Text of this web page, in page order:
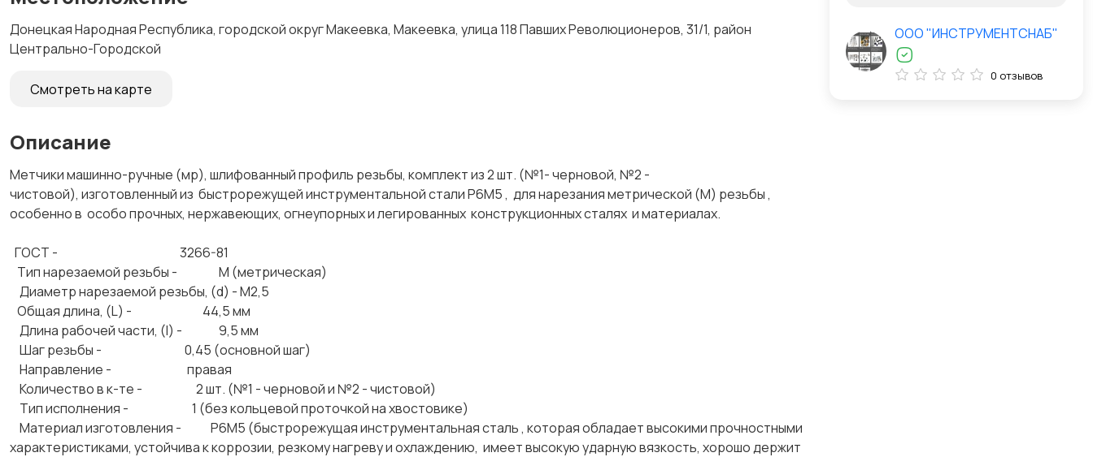
Донецкая Народная Республика, городской округ Макеевка, Макеевка, улица 118 Павших Революционеров, 31/1, район
Центрально-Городской
Смотреть на карте
Описание
Метчики машинно-ручные (мр), шлифованный профиль резьбы, комплект из 2 шт. (№1- черновой, №2 -
чистовой), изготовленный из быстрорежущей инструментальной стали Р6М5 , для нарезания метрической (М) резьбы ,
особенно в особо прочных, нержавеющих, огнеупорных и легированных конструкционных сталях и материалах.
ГОСТ - 3266-81
Тип нарезаемой резьбы - М (метрическая)
Диаметр нарезаемой резьбы, (d) - М2,5
Общая длина, (L) - 44,5 мм
Длина рабочей части, (l) - 9,5 мм
Шаг резьбы - 0,45 (основной шаг)
Направление - правая
Количество в к-те - 2 шт. (№1 - черновой и №2 - чистовой)
Тип исполнения - 1 (без кольцевой проточкой на хвостовике)
Материал изготовления - Р6М5 (быстрорежущая инструментальная сталь , которая обладает высокими прочностными
характеристиками, устойчива к коррозии, резкому нагреву и охлаждению, имеет высокую ударную вязкость, хорошо держит
ООО "ИНСТРУМЕНТСНАБ"
0 отзывов